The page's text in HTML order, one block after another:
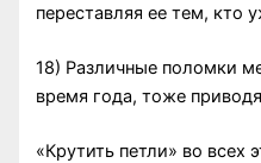
переставляя ее тем, кто
18) Различные поломки
время года, тоже
«Крутить петли» во всех